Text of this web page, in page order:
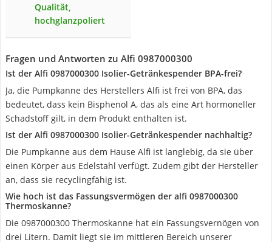
Qualität,
hochglanzpoliert
Fragen und Antworten zu Alfi 0987000300
Ist der Alfi 0987000300 Isolier-Getränkespender BPA-frei?
Ja, die Pumpkanne des Herstellers Alfi ist frei von BPA, das
bedeutet, dass kein Bisphenol A, das als eine Art hormoneller
Schadstoff gilt, in dem Produkt enthalten ist.
Ist der Alfi 0987000300 Isolier-Getränkespender nachhaltig?
Die Pumpkanne aus dem Hause Alfi ist langlebig, da sie über
einen Körper aus Edelstahl verfügt. Zudem gibt der Hersteller
an, dass sie recyclingfähig ist.
Wie hoch ist das Fassungsvermögen der alfi 0987000300
Thermoskanne?
Die 0987000300 Thermoskanne hat ein Fassungsvernögen von
drei Litern. Damit liegt sie im mittleren Bereich unserer